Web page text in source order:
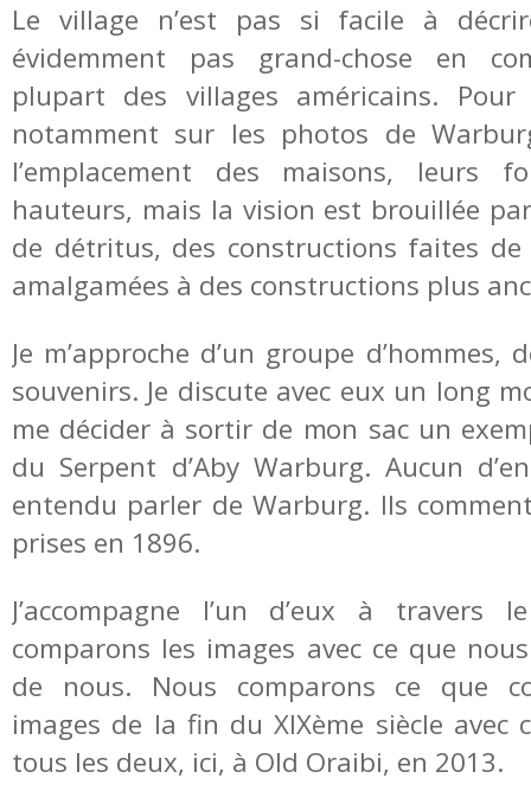
Le village n’est pas si facile à
évidemment pas grand-chose en
plupart des villages américains.
notamment sur les photos de
l’emplacement des maisons, leurs
hauteurs, mais la vision est brouillée
de détritus, des constructions faites
amalgamées à des constructions plus
Je m’approche d’un groupe d’hommes,
souvenirs. Je discute avec eux un long
me décider à sortir de mon sac un
du Serpent d’Aby Warburg. Aucun
entendu parler de Warburg. Ils
prises en 1896.
J’accompagne l’un d’eux à travers
comparons les images avec ce que
de nous. Nous comparons ce que
images de la fin du XIXème siècle avec
tous les deux, ici, à Old Oraibi, en 2013.